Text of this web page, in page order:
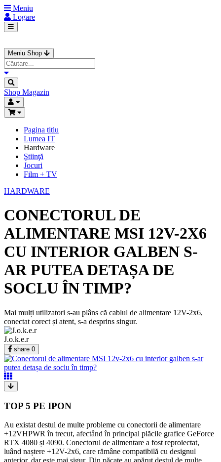
Meniu
Logare
Meniu Shop
Shop Magazin
Pagina titlu
Lumea IT
Hardware
Ştiinţă
Jocuri
Film + TV
HARDWARE
CONECTORUL DE
ALIMENTARE MSI 12V-2X6
CU INTERIOR GALBEN S-
AR PUTEA DETAȘA DE
SOCLU ÎN TIMP?
Mai mulți utilizatori s-au plâns că cablul de alimentare 12V-2x6,
conectat corect și atent, s-a desprins singur.
J.o.k.e.r
share 0
TOP 5 PE IPON
Au existat destul de multe probleme cu conectorii de alimentare
+12VHPWR în trecut, afectând în principal plăcile grafice GeForce
RTX 4080 și 4090. Conectorul de alimentare a fost reproiectat,
luând naștere +12V-2x6, care rămâne compatibilă cu designul